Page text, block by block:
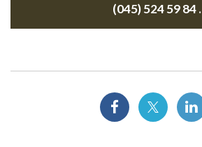
(045) 524 59 84.